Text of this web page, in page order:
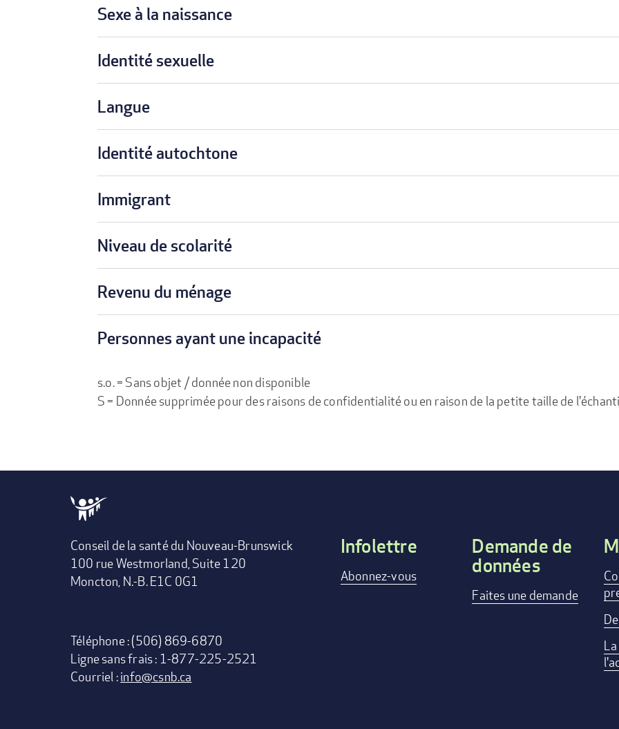
Sexe à la naissance
Identité sexuelle
Langue
Identité autochtone
Immigrant
Niveau de scolarité
Revenu du ménage
Personnes ayant une incapacité
s.o. = Sans objet / donnée non disponible
S = Donnée supprimée pour des raisons de confidentialité ou en raison de la petite taille de
Conseil de la santé du Nouveau-Brunswick
100 rue Westmorland, Suite 120
Moncton, N.-B. E1C 0G1
Téléphone : (506) 869-6870
Ligne sans frais : 1-877-225-2521
Courriel :info@csnb.ca
Footer
Infolettre
Abonnez-vous
Demande de
données
Faites une demande